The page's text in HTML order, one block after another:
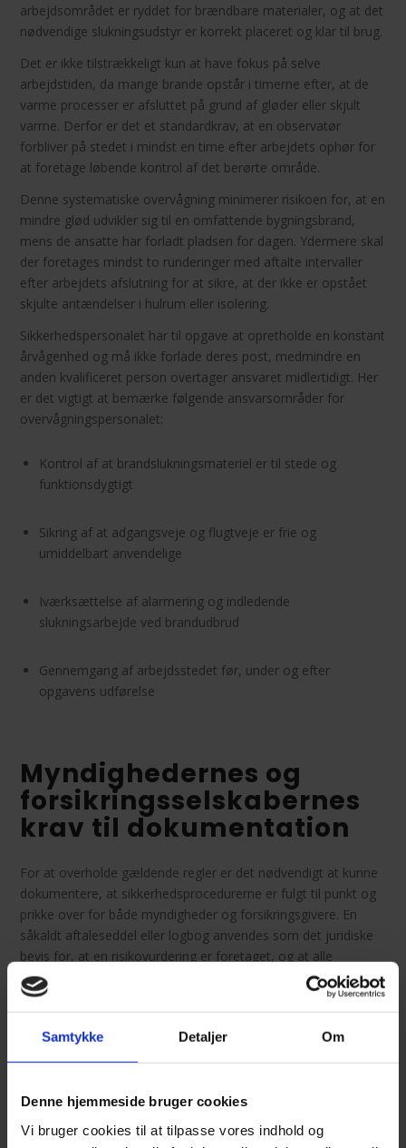
Samtykke Detaljer Om
Denne hjemmeside bruger cookies
Vi bruger cookies til at tilpasse vores indhold og
arbejdsområdet er ryddet for brændbare materialer, og at det
nødvendige slukningsudstyr er korrekt placeret og klar til brug.
Det er ikke tilstrækkeligt kun at have fokus på selve
arbejdstiden, da mange brande opstår i timerne efter, at de
varme processer er afsluttet på grund af gløder eller skjult
varme. Derfor er det et standardkrav, at en observatør
forbliver på stedet i mindst en time efter arbejdets ophør for
at foretage løbende kontrol af det berørte område.
Denne systematiske overvågning minimerer risikoen for, at en
mindre glød udvikler sig til en omfattende bygningsbrand,
mens de ansatte har forladt pladsen for dagen. Ydermere skal
der foretages mindst to runderinger med aftalte intervaller
efter arbejdets afslutning for at sikre, at der ikke er opstået
skjulte antændelser i hulrum eller isolering.
Sikkerhedspersonalet har til opgave at opretholde en konstant
årvågenhed og må ikke forlade deres post, medmindre en
anden kvalificeret person overtager ansvaret midlertidigt. Her
er det vigtigt at bemærke følgende ansvarsområder for
overvågningspersonalet:
Kontrol af at brandslukningsmateriel er til stede og
funktionsdygtigt
Sikring af at adgangsveje og flugtveje er frie og
umiddelbart anvendelige
Iværksættelse af alarmering og indledende
slukningsarbejde ved brandudbrud
Gennemgang af arbejdsstedet før, under og efter
opgavens udførelse
Myndighedernes og
forsikringsselskabernes
krav til dokumentation
For at overholde gældende regler er det nødvendigt at kunne
dokumentere, at sikkerhedsprocedurerne er fulgt til punkt og
prikke over for både myndigheder og forsikringsgivere. En
såkaldt aftaleseddel eller logbog anvendes som det juridiske
bevis for, at en risikovurdering er foretaget, og at alle
involverede parter er indforstået med ansvaret.
Denne dokumentation skal underskrives af både den person,
der udfører arbejdet, og den udpegede tilsynsførende, før
opgaven påbegyndes. Uden korrekt dokumentation risikerer
for forretningen.
Dansk Brand- og sikringsteknisk Institut har udarbejdet